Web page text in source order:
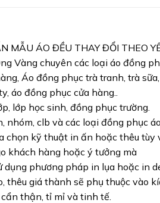
MẪU ÁO ĐỀU THAY ĐỔI THEO
Vàng chuyên các loại áo đồng
Áo đồng phục trà tranh, trà sữa,
áo đồng phục cửa hàng..
lớp học sinh, đồng phục trường.
nhóm, clb và các loại đồng phục
chọn kỹ thuật in ấn hoặc thêu tùy
khách hàng hoặc ý tưởng mà
dụng phương pháp in lụa hoặc in
thêu giá thành sẽ phụ thuộc vào
thận, tỉ mỉ và tinh tế.